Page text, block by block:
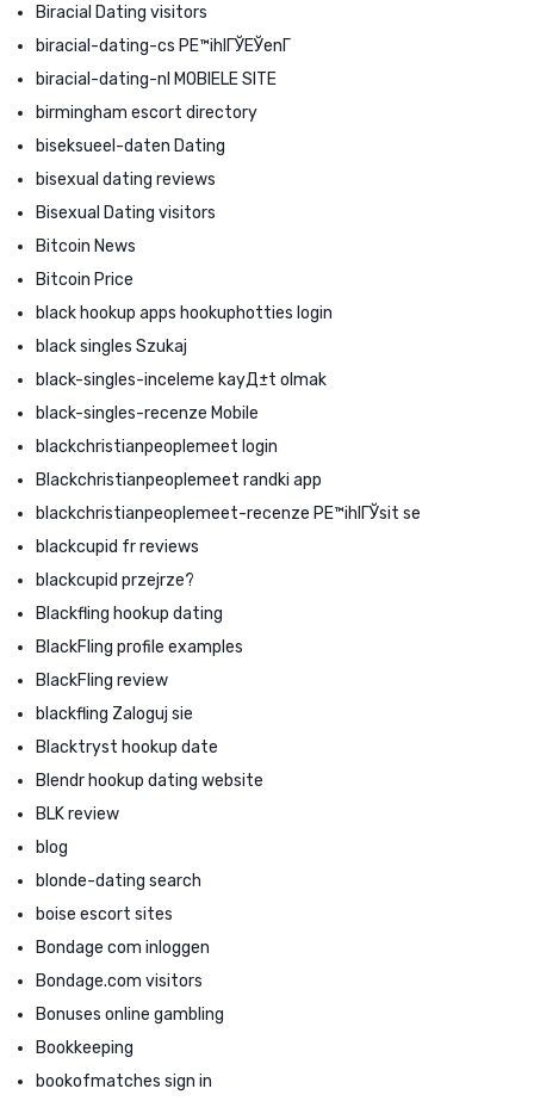
Biracial Dating visitors
biracial-dating-cs PЕ™ihlГЎЕЎenГ­
biracial-dating-nl MOBIELE SITE
birmingham escort directory
biseksueel-daten Dating
bisexual dating reviews
Bisexual Dating visitors
Bitcoin News
Bitcoin Price
black hookup apps hookuphotties login
black singles Szukaj
black-singles-inceleme kayД±t olmak
black-singles-recenze Mobile
blackchristianpeoplemeet login
Blackchristianpeoplemeet randki app
blackchristianpeoplemeet-recenze PЕ™ihlГЎsit se
blackcupid fr reviews
blackcupid przejrze?
Blackfling hookup dating
BlackFling profile examples
BlackFling review
blackfling Zaloguj sie
Blacktryst hookup date
Blendr hookup dating website
BLK review
blog
blonde-dating search
boise escort sites
Bondage com inloggen
Bondage.com visitors
Bonuses online gambling
Bookkeeping
bookofmatches sign in